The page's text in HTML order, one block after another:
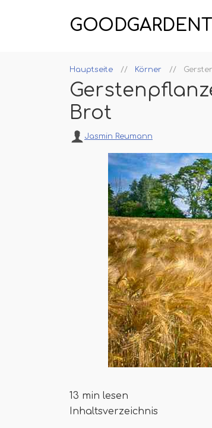
Hauptseite Körner
Brot
Jasmin Reumann
13 min lesen
Inhaltsverzeichnis